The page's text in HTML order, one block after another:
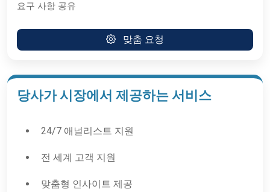
요구 사항 공유
맞춤 요청
당사가 시장에서 제공하는 서비스
24/7 애널리스트 지원
전 세계 고객 지원
맞춤형 인사이트 제공